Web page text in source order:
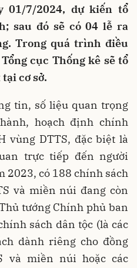
01/7/2024, dự kiến tổ
sau đó sẽ có 04 lễ ra
Trong quá trình điều
cục Thống kê sẽ tổ
cơ sở.
tin, số liệu quan trọng
hoạch định chính
vùng DTTS, đặc biệt là
trực tiếp đến người
2023, có 188 chính sách
và miền núi đang còn
tướng Chính phủ ban
sách dân tộc (là các
dành riêng cho đồng
và miền núi hoặc các